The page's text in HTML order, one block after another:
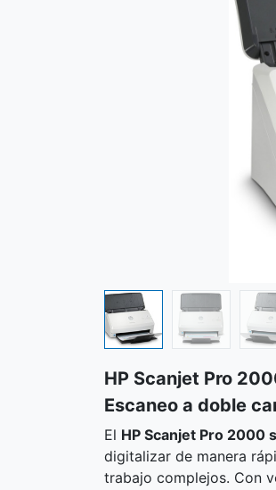
HP Scanjet Pro
Escaneo a doble
El HP Scanjet Pro 2000
digitalizar de manera
trabajo complejos. Con